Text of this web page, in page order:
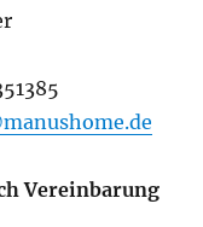
Vereinbarung